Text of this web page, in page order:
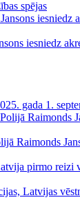
spējas
iesniedz
gada 1.
Raimonds
pirmo reizi
Latvijas